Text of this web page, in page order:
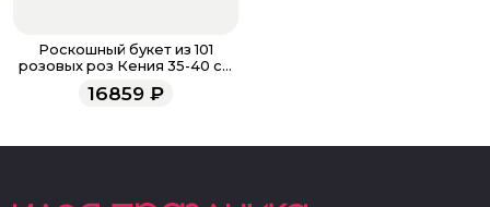
Роскошный букет из 101
розовых роз Кения 35-40 см
в матовой бумаге
16859 ₽